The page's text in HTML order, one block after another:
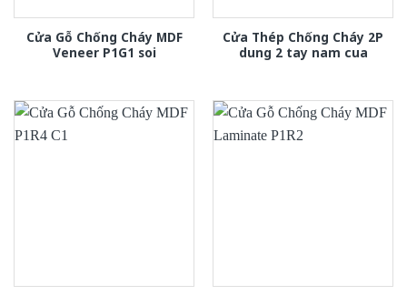
Cửa Gỗ Chống Cháy MDF
Veneer P1G1 soi
Cửa Thép Chống Cháy 2P
dung 2 tay nam cua